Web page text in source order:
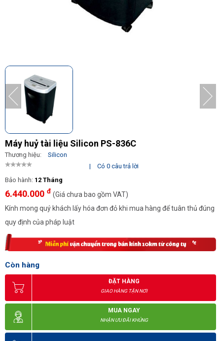
Máy huỷ tài liệu Silicon PS-836C
Thương hiệu:
Silicon
|
Có 0 câu trả lời
Bảo hành: 12 Tháng
6.440.000 đ (Giá chưa bao gồm VAT)
Kính mong quý khách lấy hóa đơn đỏ khi mua hàng để tuân thủ đúng
quy định của pháp luật
Còn hàng
ĐẶT HÀNG
GIAO HÀNG TẬN NƠI
MUA NGAY
NHẬN ƯU ĐÃI KHỦNG